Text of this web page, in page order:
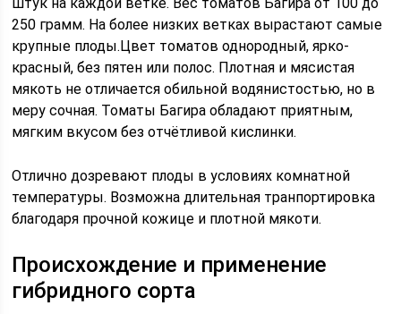
250 грамм. На более низких ветках вырастают самые
крупные плоды.Цвет томатов однородный, ярко-
красный, без пятен или полос. Плотная и мясистая
мякоть не отличается обильной водянистостью, но в
меру сочная. Томаты Багира обладают приятным,
мягким вкусом без отчётливой кислинки.
Отлично дозревают плоды в условиях комнатной
температуры. Возможна длительная транпортировка
благодаря прочной кожице и плотной мякоти.
Происхождение и применение
гибридного сорта